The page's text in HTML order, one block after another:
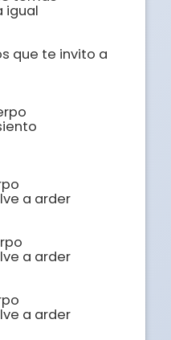
igual
que te invito a
a arder
a arder
a arder